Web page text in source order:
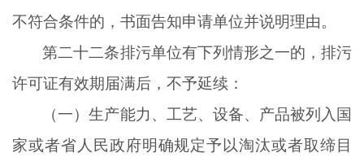
不符合条件的，书面告知申请单位并说明理由。
第二十二条排污单位有下列情形之一的，排污
许可证有效期届满后，不予延续：
（一）生产能力、工艺、设备、产品被列入国
家或者省人民政府明确规定予以淘汰或者取缔目